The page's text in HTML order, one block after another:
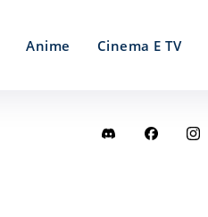
Anime Cinema E TV